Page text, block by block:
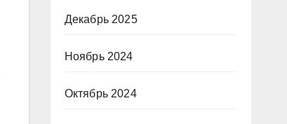
Декабрь 2025
Ноябрь 2024
Октябрь 2024